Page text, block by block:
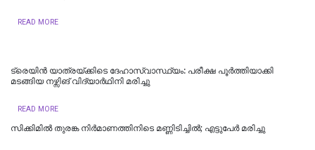
READ MORE
ട്രെയിൻ യാത്രയ്ക്കിടെ ദേഹാസ്വാസ്ഥ്യം: പരീക്ഷ പൂർത്തിയാക്കി
മടങ്ങിയ നഴ്സിങ് വിദ്യാർഥിനി മരിച്ചു
READ MORE
സിക്കിമിൽ തുരങ്ക നിർമാണത്തിനിടെ മണ്ണിടിച്ചിൽ; എട്ടുപേർ മരിച്ചു